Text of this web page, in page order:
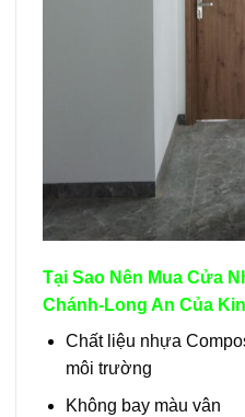
Tại Sao Nên Mua Cửa
Chánh-Long An Của
Chất liệu nhựa
môi trường
Không bay màu vân